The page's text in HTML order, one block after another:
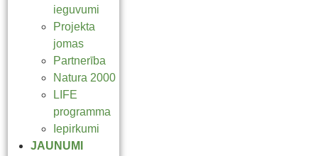
ieguvumi
Projekta
jomas
Partnerība
Natura 2000
LIFE
programma
Iepirkumi
JAUNUMI